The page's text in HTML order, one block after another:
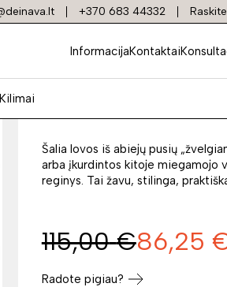
+370 683 44332
InformacijaKontaktai
Kilimai
Naktinė spintelė
DESJO 52
Šalia lovos iš abiejų pusių
arba įkurdintos kitoje miegamojo
reginys. Tai žavu, stilinga,
115,00 €86,25
Radote pigiau?